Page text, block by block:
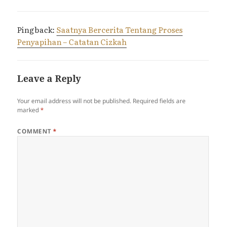
Pingback:Saatnya Bercerita Tentang Proses
Penyapihan – Catatan Cizkah
Leave a Reply
Your email address will not be published. Required fields are
marked*
COMMENT*